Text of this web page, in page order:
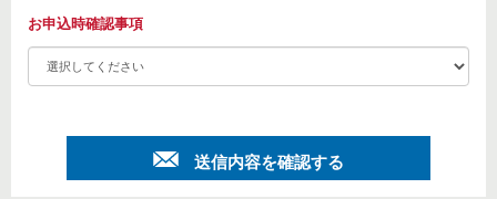
お申込時確認事項
送信内容を確認する